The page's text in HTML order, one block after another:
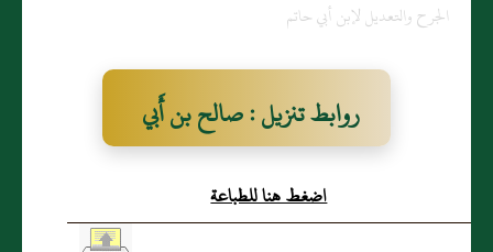
الجرح والتعديل لإبن أبي حاتم
روابط تنزيل : صالح بن أَبي
عريب
اضغط هنا للطباعة